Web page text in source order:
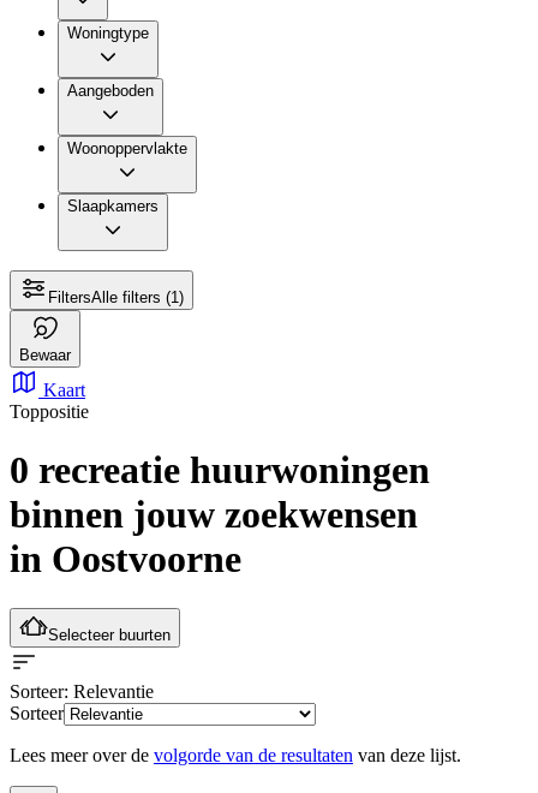
Woningtype
Aangeboden
Woonoppervlakte
Slaapkamers
FiltersAlle filters (1)
Bewaar
Kaart
Toppositie
0 recreatie huurwoningen
binnen jouw zoekwensen
in Oostvoorne
Selecteer buurten
Sorteer: Relevantie
Sorteer
Lees meer over de volgorde van de resultaten van deze lijst.